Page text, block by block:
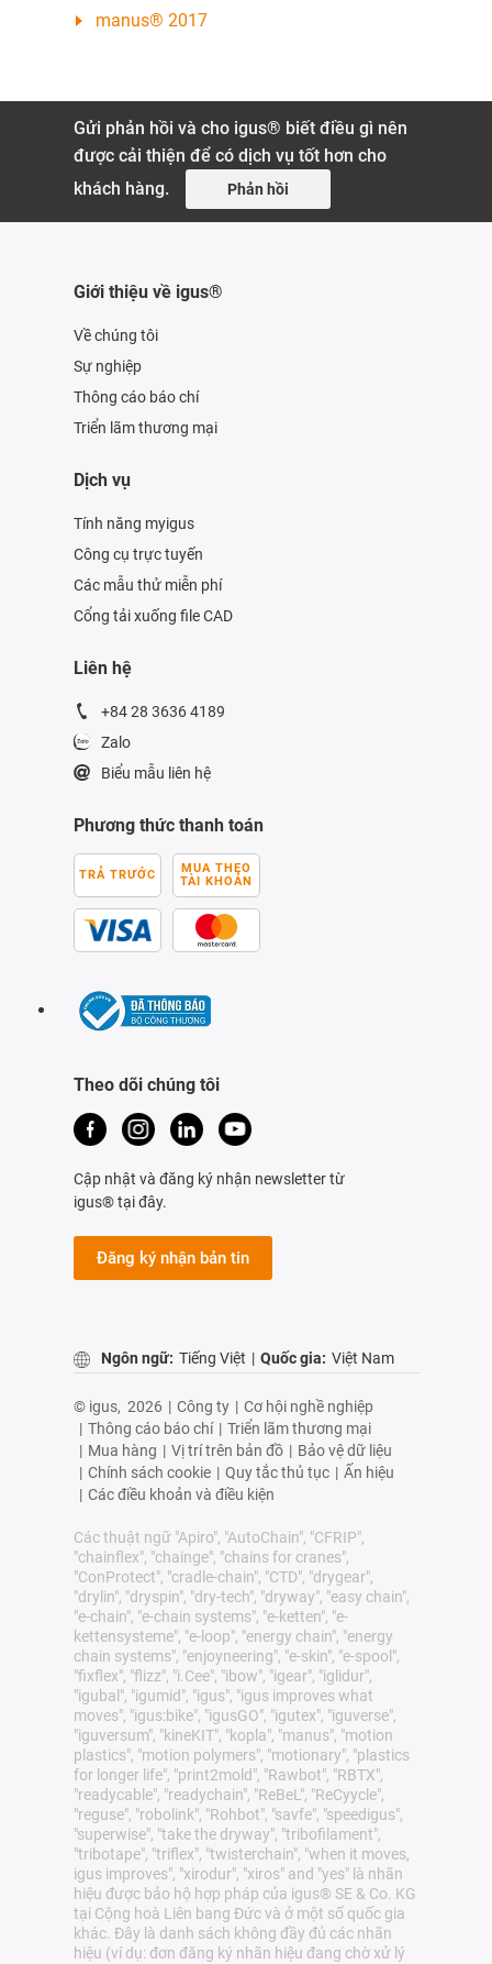
manus® 2017
Gửi phản hồi và cho igus® biết điều gì nên
được cải thiện để có dịch vụ tốt hơn cho
khách hàng.
Phản hồi
Giới thiệu về igus®
Về chúng tôi
Sự nghiệp
Thông cáo báo chí
Triển lãm thương mại
Dịch vụ
Tính năng myigus
Công cụ trực tuyến
Các mẫu thử miễn phí
Cổng tải xuống file CAD
Liên hệ
+84 28 3636 4189
Zalo
Biểu mẫu liên hệ
Phương thức thanh toán
TRẢ TRƯỚC
MUA THEO
TÀI KHOẢN
Theo dõi chúng tôi
Cập nhật và đăng ký nhận newsletter từ
igus® tại đây.
Đăng ký nhận bản tin
Ngôn ngữ: Tiếng Việt | Quốc gia: Việt Nam
© igus, 2026 | Công ty | Cơ hội nghề nghiệp
| Thông cáo báo chí | Triển lãm thương mại
| Mua hàng | Vị trí trên bản đồ | Bảo vệ dữ liệu
| Chính sách cookie | Quy tắc thủ tục | Ấn hiệu
| Các điều khoản và điều kiện
Các thuật ngữ "Apiro", "AutoChain", "CFRIP",
"chainflex", "chainge", "chains for cranes",
"ConProtect", "cradle-chain", "CTD", "drygear",
"drylin", "dryspin", "dry-tech", "dryway", "easy chain",
"e-chain", "e-chain systems", "e-ketten", "e-
kettensysteme", "e-loop", "energy chain", "energy
chain systems", "enjoyneering", "e-skin", "e-spool",
"fixflex", "flizz", "i.Cee", "ibow", "igear", "iglidur",
"igubal", "igumid", "igus", "igus improves what
moves", "igus:bike", "igusGO", "igutex", "iguverse",
"iguversum", "kineKIT", "kopla", "manus", "motion
plastics", "motion polymers", "motionary", "plastics
for longer life", "print2mold", "Rawbot", "RBTX",
"readycable", "readychain", "ReBeL", "ReCyycle",
"reguse", "robolink", "Rohbot", "savfe", "speedigus",
"superwise", "take the dryway", "tribofilament",
"tribotape", "triflex", "twisterchain", "when it moves,
igus improves", "xirodur", "xiros" and "yes" là nhãn
hiệu được bảo hộ hợp pháp của igus® SE & Co. KG
tại Cộng hoà Liên bang Đức và ở một số quốc gia
khác. Đây là danh sách không đầy đủ các nhãn
hiệu (ví dụ: đơn đăng ký nhãn hiệu đang chờ xử lý